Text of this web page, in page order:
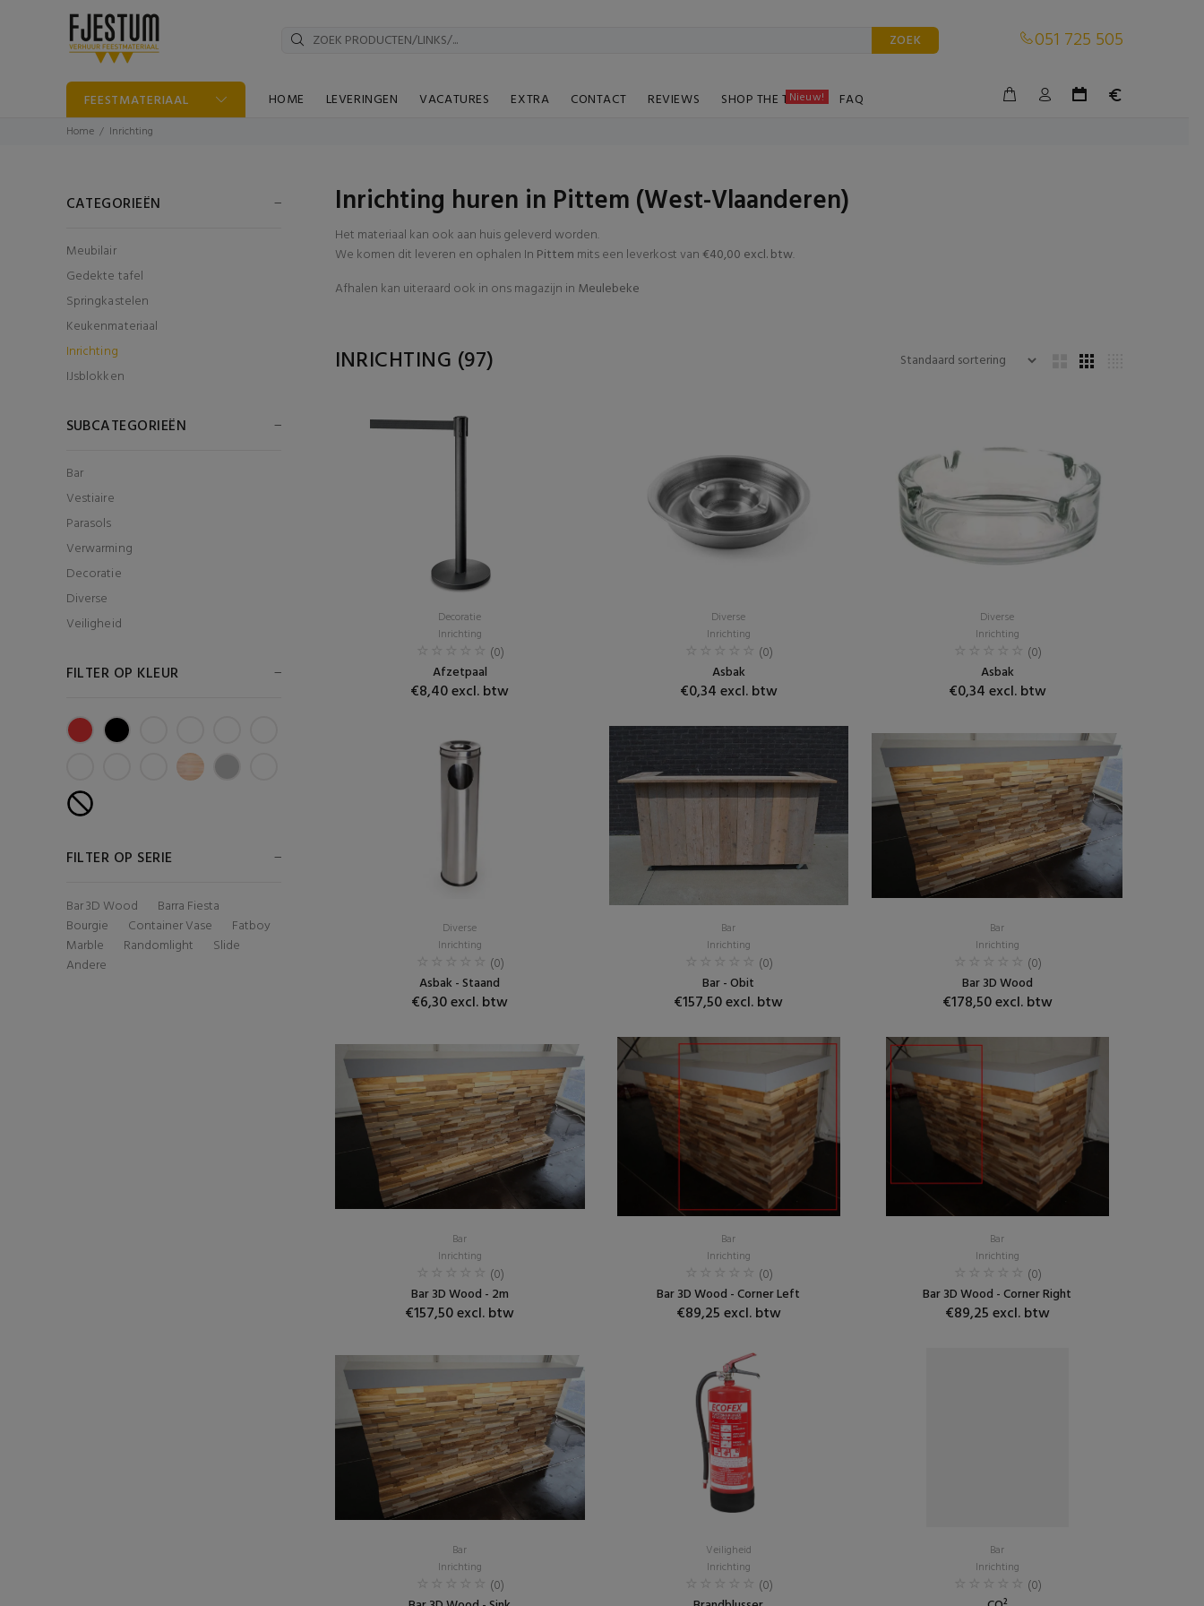
ZOEK 051 725 505
FEESTMATERIAAL HOME LEVERINGEN VACATURES EXTRA CONTACT REVIEWS SHOP THE TABLE
Nieuw! FAQ
Home Inrichting
CATEGORIEËN
Meubilair
Gedekte tafel
Springkastelen
Keukenmateriaal
Inrichting
IJsblokken
SUBCATEGORIEËN
Bar
Vestiaire
Parasols
Verwarming
Decoratie
Diverse
Veiligheid
FILTER OP KLEUR
FILTER OP SERIE
Bar 3D Wood
Barra Fiesta
Bourgie
Container Vase
Fatboy
Marble
Randomlight
Slide
Andere
Inrichting huren in Pittem (West-Vlaanderen)
Het materiaal kan ook aan huis geleverd worden.
We komen dit leveren en ophalen In Pittem mits een leverkost van€40,00 excl. btw.
Afhalen kan uiteraard ook in ons magazijn in Meulebeke
INRICHTING (97)
Decoratie
Inrichting
(0)
Afzetpaal
€8,40 excl. btw
Diverse
Inrichting
(0)
Asbak
€0,34 excl. btw
Diverse
Inrichting
(0)
Asbak
€0,34 excl. btw
Diverse
Inrichting
(0)
Asbak - Staand
€6,30 excl. btw
Bar
Inrichting
(0)
Bar - Obit
€157,50 excl. btw
Bar
Inrichting
(0)
Bar 3D Wood
€178,50 excl. btw
Bar
Inrichting
(0)
Bar 3D Wood - 2m
€157,50 excl. btw
Bar
Inrichting
(0)
Bar 3D Wood - Corner Left
€89,25 excl. btw
Bar
Inrichting
(0)
Bar 3D Wood - Corner Right
€89,25 excl. btw
Bar
Inrichting
(0)
Veiligheid
Inrichting
(0)
Bar
Inrichting
(0)